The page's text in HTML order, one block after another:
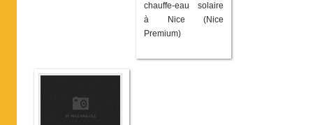
chauffe-eau solaire
à Nice (Nice
Premium)